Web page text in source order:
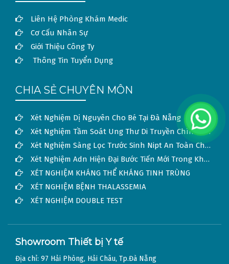
Liên Hệ Phòng Khám Medic
Cơ Cấu Nhân Sự
Giới Thiệu Công Ty
Thông Tin Tuyển Dụng
CHIA SẺ CHUYÊN MÔN
Xét Nghiệm Dị Nguyên Cho Bé Tại Đà Nẵng
Xét Nghiệm Tầm Soát Ung Thư Di Truyền Chính Xác Tại Đà Nẵng
Xét Nghiệm Sàng Lọc Trước Sinh Nipt An Toàn Cho Thai Nhi
Xét Nghiệm Adn Hiện Đại Bước Tiến Mới Trong Khoa Học Và Đời Sống
XÉT NGHIỆM KHÁNG THỂ KHÁNG TINH TRÙNG
XÉT NGHIỆM BỆNH THALASSEMIA
XÉT NGHIỆM DOUBLE TEST
Showroom Thiết bị Y tế
Địa chỉ: 97 Hải Phòng, Hải Châu, Tp.Đà Nẵng